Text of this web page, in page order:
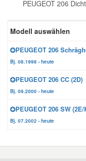
PEUGEOT 206
Modell auswählen
PEUGEOT 206
Bj. 08.1998 - heute
PEUGEOT 206 CC (2D)
Bj. 09.2000 - heute
PEUGEOT 206 SW (2E/
Bj. 07.2002 - heute
Zündanlage und